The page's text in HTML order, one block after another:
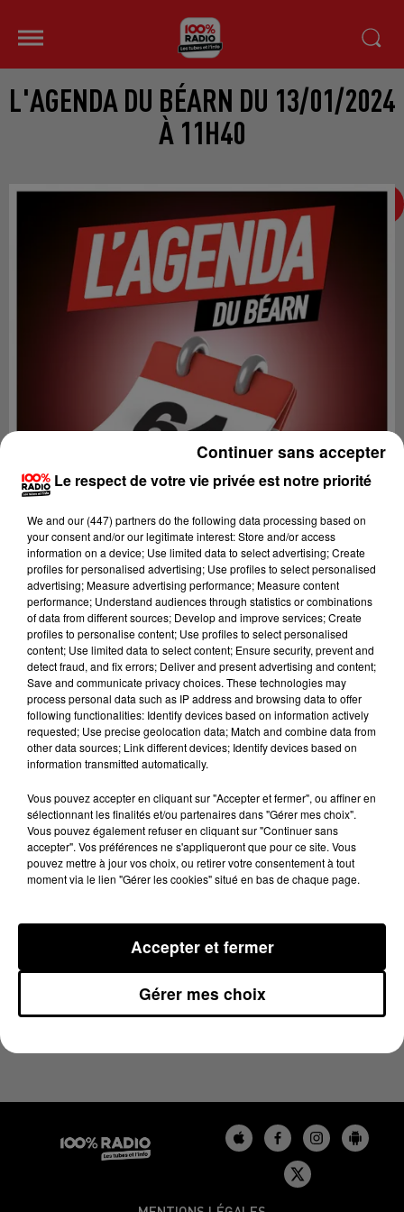
L'AGENDA DU BÉARN DU 13/01/2024
À 11H40
Lecture (3 min 59 sec)
100%
13 janvier 2024 - 3 min 59 sec
L'AGENDA DU BÉARN DU 13/01/2024 À 11H40
Le respect de votre vie privée est notre priorité
We and our (447) partnersdo the following data processing based on
your consent and/or our legitimate interest: Store and/or access
information on a device; Use limited data to select advertising; Create
profiles for personalised advertising; Use profiles to select personalised
advertising; Measure advertising performance; Measure content
performance; Understand audiences through statistics or combinations
of data from different sources; Develop and improve services; Create
profiles to personalise content; Use profiles to select personalised
content; Use limited data to select content; Ensure security, prevent and
detect fraud, and fix errors; Deliver and present advertising and content;
Save and communicate privacy choices. These technologies may
process personal data such as IP address and browsing data to offer
following functionalities: Identify devices based on information actively
requested; Use precise geolocation data; Match and combine data from
other data sources; Link different devices; Identify devices based on
information transmitted automatically.
Vous pouvez accepter en cliquant sur "Accepter et fermer", ou affiner en
sélectionnant les finalités et/ou partenaires dans "Gérer mes choix".
Vous pouvez également refuser en cliquant sur "Continuer sans
accepter". Vos préférences ne s'appliqueront que pour ce site. Vous
pouvez mettre à jour vos choix, ou retirer votre consentement à tout
moment via le lien "Gérer les cookies" situé en bas de chaque page.
Gérer mes choix
Accepter et fermer
Continuer sans accepter